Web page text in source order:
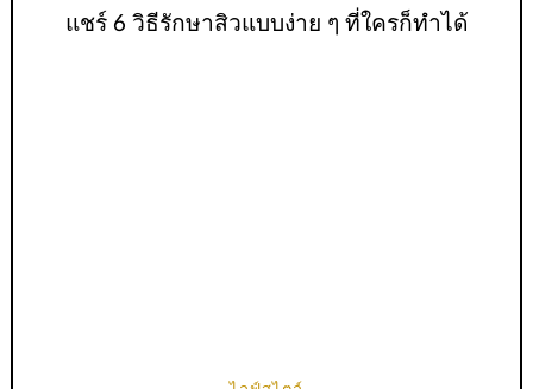
แชร์ 6 วิธีรักษาสิวแบบง่าย ๆ ที่ใครก็ทำได้